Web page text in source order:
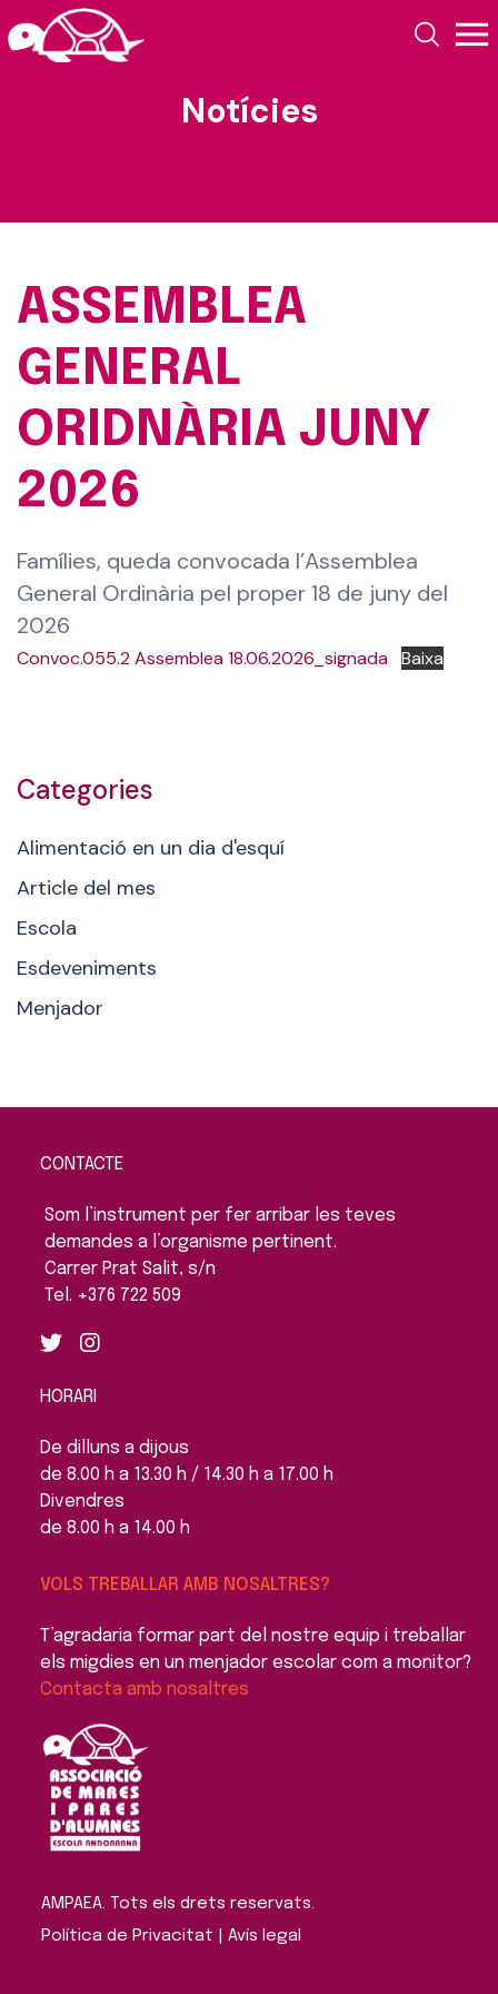
Notícies
ASSEMBLEA
GENERAL
ORIDNÀRIA JUNY
2026
Famílies, queda convocada l’Assemblea
General Ordinària pel proper 18 de juny del
2026
Convoc.055.2 Assemblea 18.06.2026_signada Baixa
Categories
Alimentació en un dia d'esquí
Article del mes
Escola
Esdeveniments
Menjador
CONTACTE
Som l’instrument per fer arribar les teves
demandes a l’organisme pertinent.
Carrer Prat Salit, s/n
Tel. +376 722 509
HORARI
De dilluns a dijous
de 8.00 h a 13.30 h / 14.30 h a 17.00 h
Divendres
de 8.00 h a 14.00 h
VOLS TREBALLAR AMB NOSALTRES?
T’agradaria formar part del nostre equip i treballar
els migdies en un menjador escolar com a monitor?
Contacta amb nosaltres
AMPAEA. Tots els drets reservats.
Política de Privacitat | Avís legal